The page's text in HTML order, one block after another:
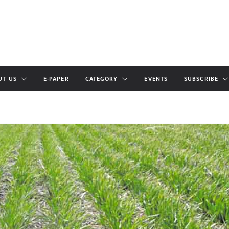
US E-PAPER CATEGORY EVENTS SUBSCRIBE